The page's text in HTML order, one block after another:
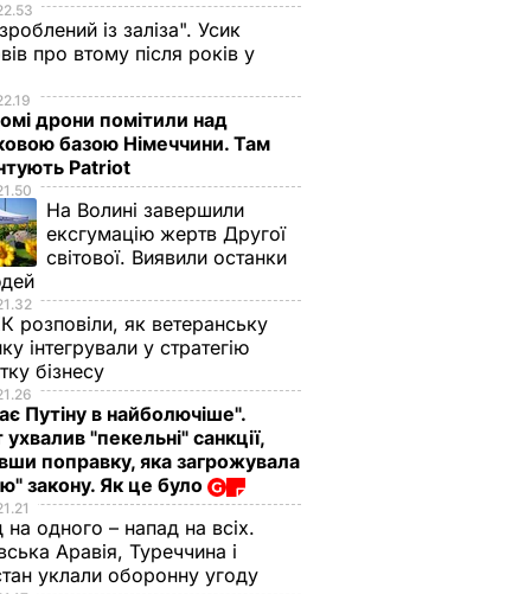
із заліза". Усик
про втому після років у
дрони помітили над
базою Німеччини. Там
Patriot
На Волині завершили
ексгумацію жертв Другої
світової. Виявили останки
розповіли, як ветеранську
інтегрували у стратегію
бізнесу
Путіну в найболючіше".
"пекельні" санкції,
поправку, яка загрожувала
закону. Як це було
на одного – напад на всіх.
Аравія, Туреччина і
уклали оборонну угоду